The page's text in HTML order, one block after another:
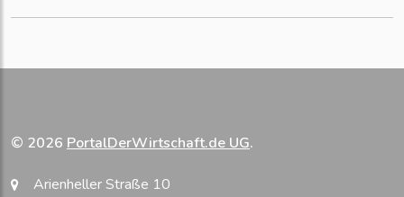
© 2026 PortalDerWirtschaft.de UG.
Arienheller Straße 10